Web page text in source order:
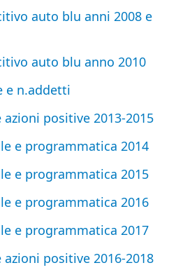
auto blu anni 2008 e
auto blu anno 2010
e n.addetti
positive 2013-2015
e programmatica 2014
e programmatica 2015
e programmatica 2016
e programmatica 2017
positive 2016-2018